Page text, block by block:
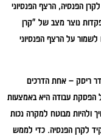
הפנסיה, הרצף הפנסיוני
נוצר מצב של "קרן
על הרצף הפנסיוני
ריסק – אחת הדרכים
הפסקת עבודה היא באמצעות
מבוטח למקרה נכות
לקרן הפנסיה. כדי לממש